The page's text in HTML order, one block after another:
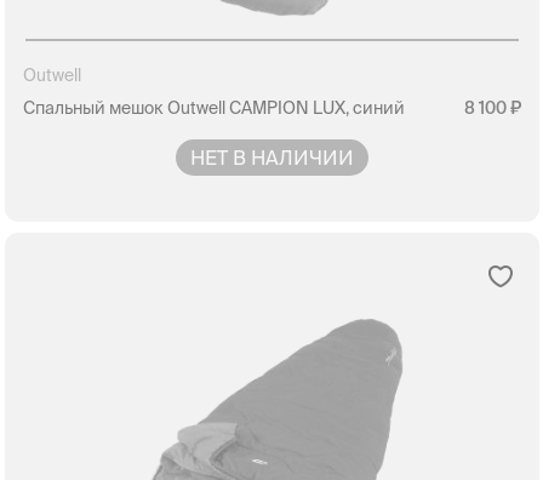
Outwell
Спальный мешок Outwell CAMPION LUX, синий
8 100
НЕТ В НАЛИЧИИ